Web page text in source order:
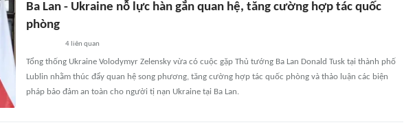
Ba Lan - Ukraine nỗ lực hàn gắn quan hệ, tăng cường hợp tác quốc
phòng
4 liên quan
Tổng thống Ukraine Volodymyr Zelensky vừa có cuộc gặp Thủ tướng Ba Lan Donald Tusk tại thành phố
Lublin nhằm thúc đẩy quan hệ song phương, tăng cường hợp tác quốc phòng và thảo luận các biện
pháp bảo đảm an toàn cho người tị nạn Ukraine tại Ba Lan.